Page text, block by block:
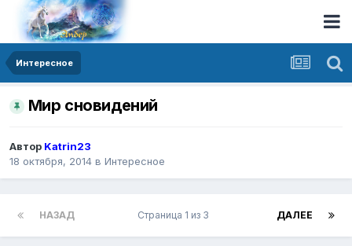
Интересное
Мир сновидений
Автор Katrin23
18 октября, 2014 в Интересное
НАЗАД ДАЛЕЕ
Страница 1 из 3